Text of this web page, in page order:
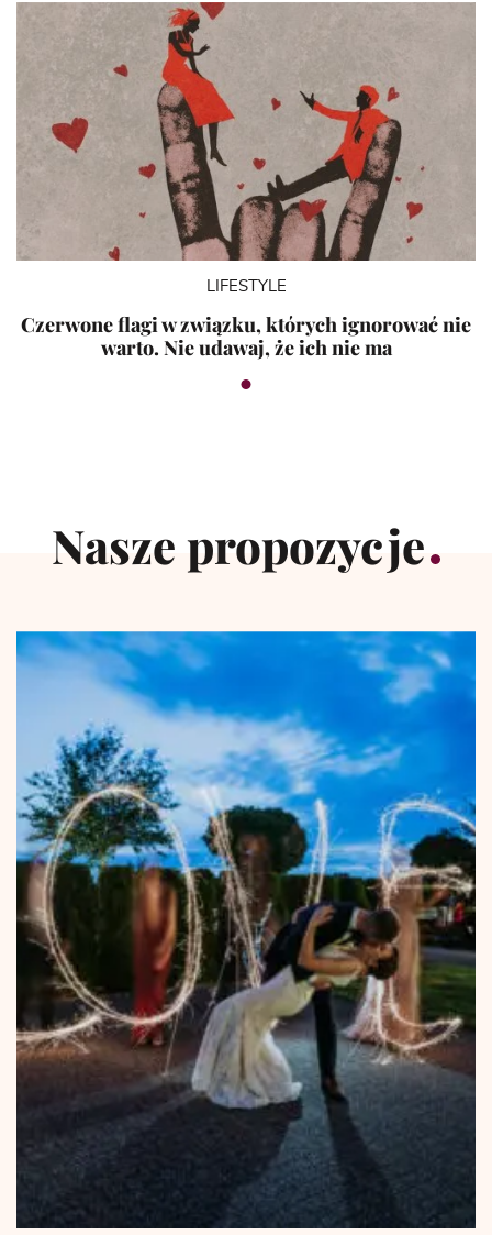
LIFESTYLE
Czerwone flagi w związku, których ignorować nie
warto. Nie udawaj, że ich nie ma
Nasze propozycje